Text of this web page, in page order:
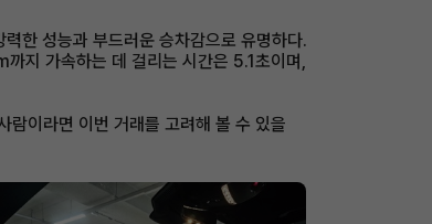
한 성능과 부드러운 승차감으로 유명하다.
지 가속하는 데 걸리는 시간은 5.1초이며,
람이라면 이번 거래를 고려해 볼 수 있을